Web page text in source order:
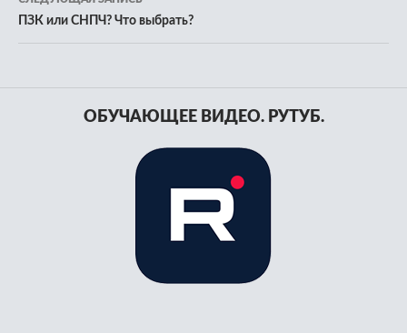
ПЗК или СНПЧ? Что выбрать?
ОБУЧАЮЩЕЕ ВИДЕО. РУТУБ.